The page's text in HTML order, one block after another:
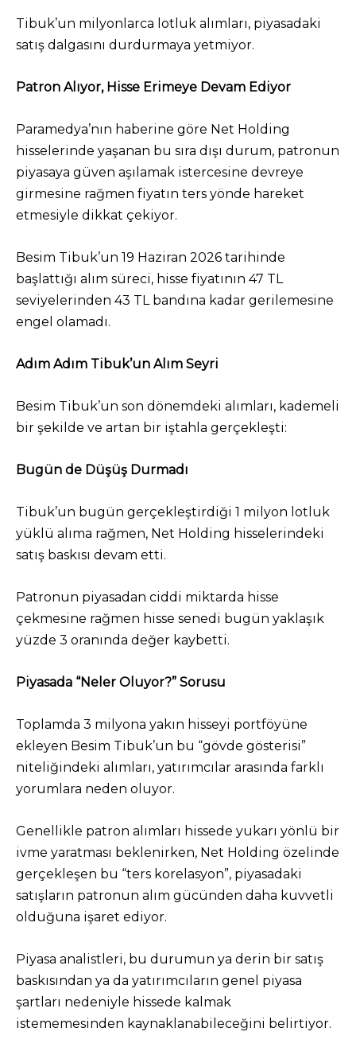
Tibuk’un milyonlarca lotluk alımları, piyasadaki
satış dalgasını durdurmaya yetmiyor.
Patron Alıyor, Hisse Erimeye Devam Ediyor
Paramedya’nın haberine göre Net Holding
hisselerinde yaşanan bu sıra dışı durum, patronun
piyasaya güven aşılamak istercesine devreye
girmesine rağmen fiyatın ters yönde hareket
etmesiyle dikkat çekiyor.
Besim Tibuk’un 19 Haziran 2026 tarihinde
başlattığı alım süreci, hisse fiyatının 47 TL
seviyelerinden 43 TL bandına kadar gerilemesine
engel olamadı.
Adım Adım Tibuk’un Alım Seyri
Besim Tibuk’un son dönemdeki alımları, kademeli
bir şekilde ve artan bir iştahla gerçekleşti:
Bugün de Düşüş Durmadı
Tibuk’un bugün gerçekleştirdiği 1 milyon lotluk
yüklü alıma rağmen, Net Holding hisselerindeki
satış baskısı devam etti.
Patronun piyasadan ciddi miktarda hisse
çekmesine rağmen hisse senedi bugün yaklaşık
yüzde 3 oranında değer kaybetti.
Piyasada “Neler Oluyor?” Sorusu
Toplamda 3 milyona yakın hisseyi portföyüne
ekleyen Besim Tibuk’un bu “gövde gösterisi”
niteliğindeki alımları, yatırımcılar arasında farklı
yorumlara neden oluyor.
Genellikle patron alımları hissede yukarı yönlü bir
ivme yaratması beklenirken, Net Holding özelinde
gerçekleşen bu “ters korelasyon”, piyasadaki
satışların patronun alım gücünden daha kuvvetli
olduğuna işaret ediyor.
Piyasa analistleri, bu durumun ya derin bir satış
baskısından ya da yatırımcıların genel piyasa
şartları nedeniyle hissede kalmak
istememesinden kaynaklanabileceğini belirtiyor.